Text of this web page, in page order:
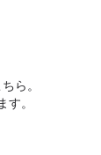
ら。
。